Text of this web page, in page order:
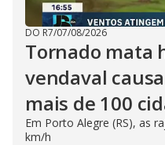
DO R7/07/08/2026
Tornado mata
vendaval
mais de 100
Em Porto Alegre (RS), as
km/h